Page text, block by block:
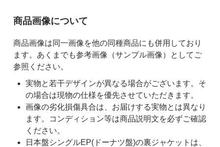
ご購入前の注意事項
商品画像について
商品画像は同一画像を他の同種商品にも併用しており
ます。あくまでも参考画像（サンプル画像）としてご
参照ください。
実物と若干デザインが異なる場合がございます。そ
の場合は現物の仕様を優先させていただきます。
画像の劣化損傷具合は、お届けする実物とは異なり
ます。コンディション等は商品説明文を必ずご確認
ください。
日本盤シングルEP(ドーナツ盤)の裏ジャケットは、